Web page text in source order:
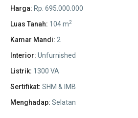
Harga: Rp. 695.000.000
Luas Tanah: 104 m2
Kamar Mandi: 2
Interior: Unfurnished
Listrik: 1300 VA
Sertifikat: SHM & IMB
Menghadap: Selatan